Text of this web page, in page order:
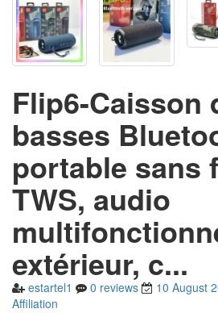
Flip6-Caisson
basses
portable sans
TWS, audio
extérieur, c...
estartel1 0 reviews 10 August
Affiliation